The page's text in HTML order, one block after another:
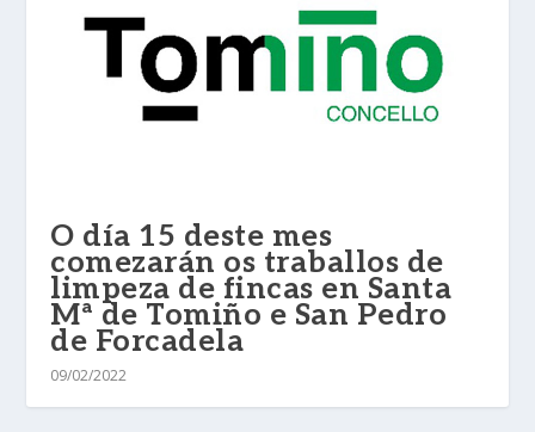
O día 15 deste mes
comezarán os traballos de
limpeza de fincas en Santa
Mª de Tomiño e San Pedro
de Forcadela
09/02/2022